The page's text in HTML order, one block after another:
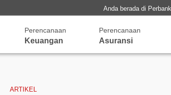
Anda berada di
Perencanaan
Keuangan
Perencanaan
Asuransi
ARTIKEL